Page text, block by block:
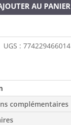
AU PANIER
UGS : 774229466014
complémentaires